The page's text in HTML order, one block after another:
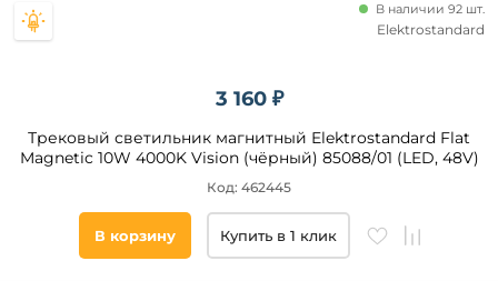
3 160 ₽
Трековый светильник магнитный Elektrostandard Flat
Magnetic 10W 4000K Vision (чёрный) 85088/01 (LED, 48V)
В наличии 92 шт.
Код: 462445
Elektrostandard
В корзину Купить в 1 клик